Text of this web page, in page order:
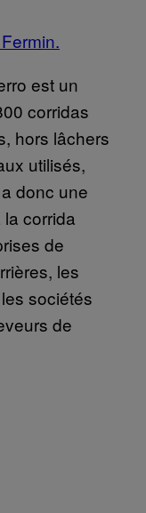
est un
corridas
hors lâchers
utilisés,
donc une
corrida
de
les
sociétés
de